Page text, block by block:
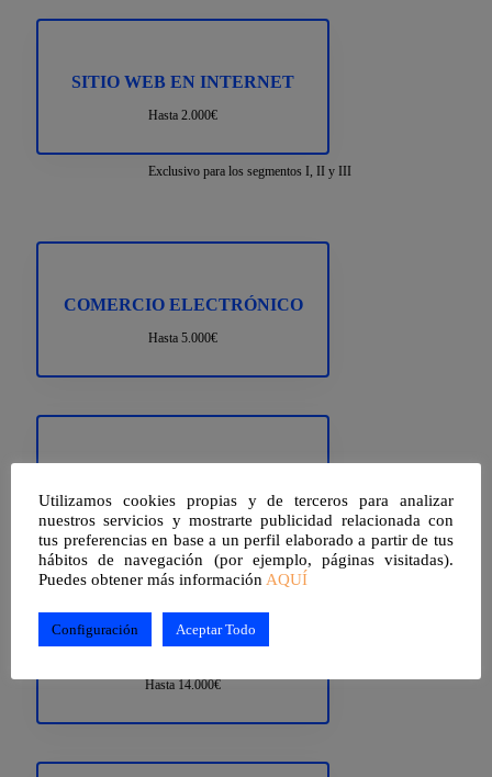
SITIO WEB EN INTERNET
Hasta 2.000€
Exclusivo para los segmentos I, II y III
COMERCIO ELECTRÓNICO
Hasta 5.000€
Hasta 5.000€
GESTIÓN DE CLIENTES
Hasta 14.000€
Utilizamos cookies propias y de terceros para analizar
nuestros servicios y mostrarte publicidad relacionada con
tus preferencias en base a un perfil elaborado a partir de tus
hábitos de navegación (por ejemplo, páginas visitadas).
Puedes obtener más información AQUÍ
Configuración Aceptar Todo